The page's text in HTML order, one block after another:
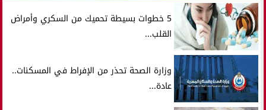
5 خطوات بسيطة تحميك من السكري وأمراض
القلب...
وزارة الصحة تحذر من الإفراط في المسكنات..
عادة...